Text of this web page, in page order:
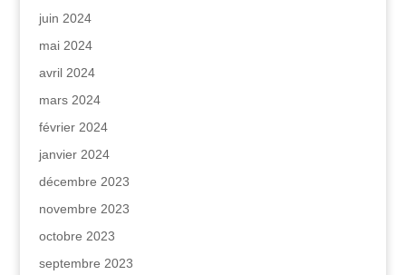
juin 2024
mai 2024
avril 2024
mars 2024
février 2024
janvier 2024
décembre 2023
novembre 2023
octobre 2023
septembre 2023